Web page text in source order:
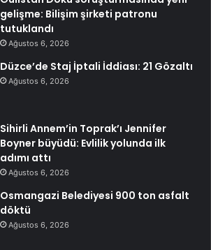
gelişme: Bilişim şirketi patronu
tutuklandı
Ağustos 6, 2026
Düzce’de Staj İptali İddiası: 21 Gözaltı
Ağustos 6, 2026
Sihirli Annem’in Toprak’ı Jennifer
Boyner büyüdü: Evlilik yolunda ilk
adımı attı
Ağustos 6, 2026
Osmangazi Belediyesi 900 ton asfalt
döktü
Ağustos 6, 2026